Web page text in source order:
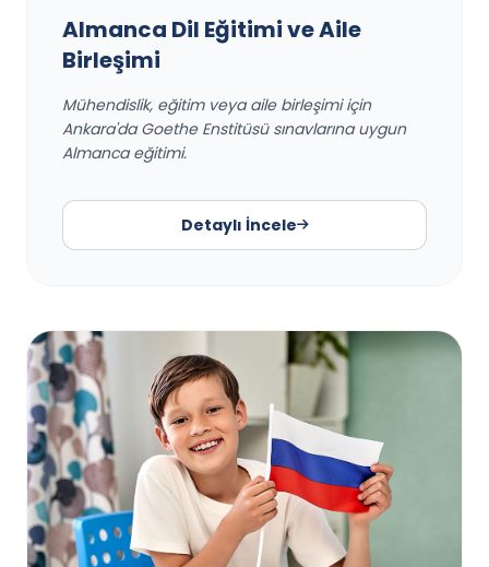
Almanca Dil Eğitimi ve Aile
Birleşimi
Mühendislik, eğitim veya aile birleşimi için
Ankara'da Goethe Enstitüsü sınavlarına uygun
Almanca eğitimi.
Detaylı İncele